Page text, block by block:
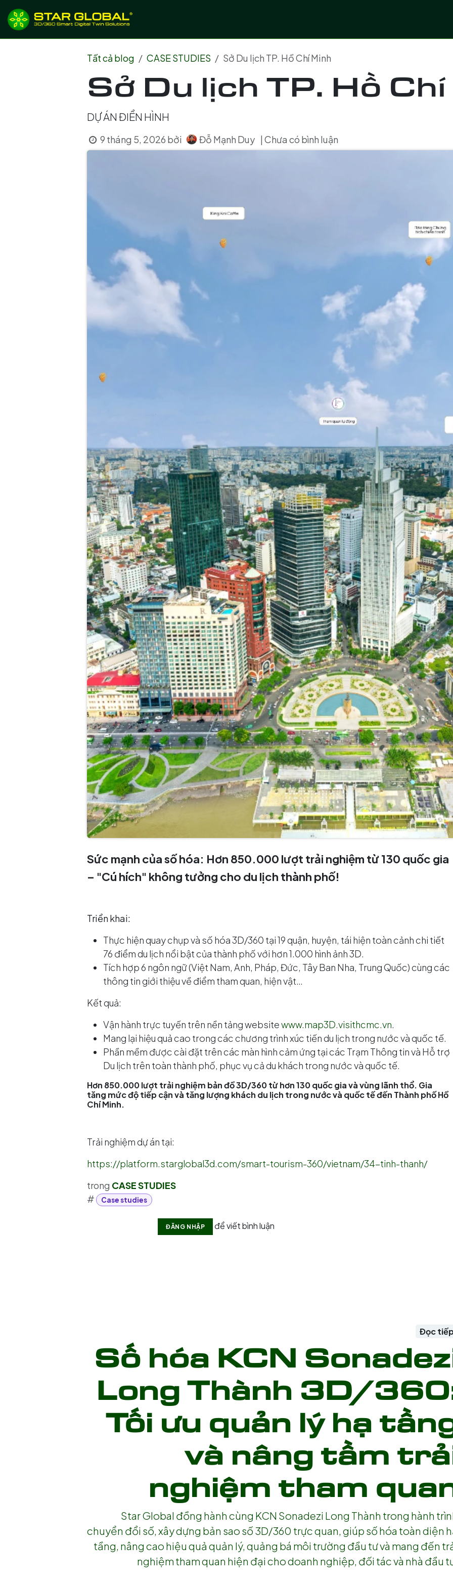
Tất cả blog CASE STUDIES Sở Du lịch TP. Hồ Chí Minh
Sở Du lịch TP. Hồ
DỰ ÁN ĐIỂN HÌNH
9 tháng 5, 2026 bởi Đỗ Mạnh Duy | Chưa có bình luận
Sức mạnh của số hóa: Hơn 850.000 lượt trải nghiệm từ 130 quốc gia
– "Cú hích" không tưởng cho du lịch thành phố!
Triển khai:
Thực hiện quay chụp và số hóa 3D/360 tại 19 quận, huyện, tái hiện toàn cảnh chi tiết
76 điểm du lịch nổi bật của thành phố với hơn 1.000 hình ảnh 3D.
Tích hợp 6 ngôn ngữ (Việt Nam, Anh, Pháp, Đức, Tây Ban Nha, Trung Quốc) cùng các
thông tin giới thiệu về điểm tham quan, hiện vật…
Kết quả:
Vận hành trực tuyến trên nền tảng websitewww.map3D.visithcmc.vn.
Mang lại hiệu quả cao trong các chương trình xúc tiến du lịch trong nước và quốc tế.
Phần mềm được cài đặt trên các màn hình cảm ứng tại các Trạm Thông tin và Hỗ trợ
Du lịch trên toàn thành phố, phục vụ cả du khách trong nước và quốc tế.
Hơn 850.000 lượt trải nghiệm bản đồ 3D/360 từ hơn 130 quốc gia và vùng lãnh thổ. Gia
tăng mức độ tiếp cận và tăng lượng khách du lịch trong nước và quốc tế đến Thành phố Hồ
Chí Minh.
Trải nghiệm dự án tại:
https://platform.starglobal3d.com/smart-tourism-360/vietnam/34-tinh-thanh/
trong CASE STUDIES
#
Case studies
ĐĂNG NHẬP để viết bình luận
Đọc
Số hóa KCN
Long Thành 3D/
Tối ưu quản lý hạ
và nâng tầm
nghiệm tham
Star Global đồng hành cùng KCN Sonadezi Long Thành trong hành
chuyển đổi số, xây dựng bản sao số 3D/360 trực quan, giúp số hóa toàn diện
tầng, nâng cao hiệu quả quản lý, quảng bá môi trường đầu tư và mang đến
nghiệm tham quan hiện đại cho doanh nghiệp, đối tác và nhà đầu